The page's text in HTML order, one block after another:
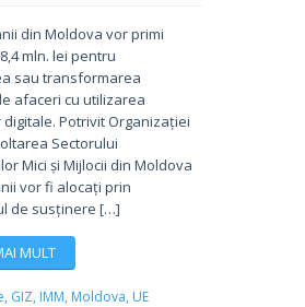
din Moldova vor primi
mln. lei pentru
sau transformarea
afaceri cu utilizarea
Potrivit Organizației
Sectorului
Mici și Mijlocii din Moldova
vor fi alocați prin
de susținere […]
MULT
GIZ, IMM, Moldova, UE